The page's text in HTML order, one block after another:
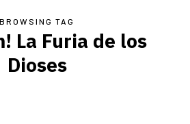
BROWSING TAG
La Furia de los
Dioses